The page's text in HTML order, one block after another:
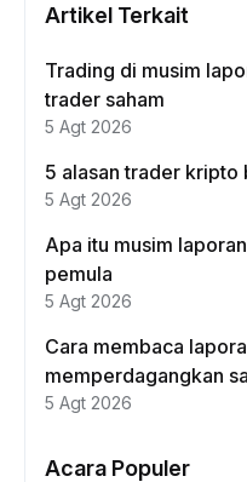
Artikel Terkait
Trading di musim
trader saham
5 Agt 2026
5 alasan trader kripto
5 Agt 2026
Apa itu musim
pemula
5 Agt 2026
Cara membaca
memperdagangkan
5 Agt 2026
Acara Populer